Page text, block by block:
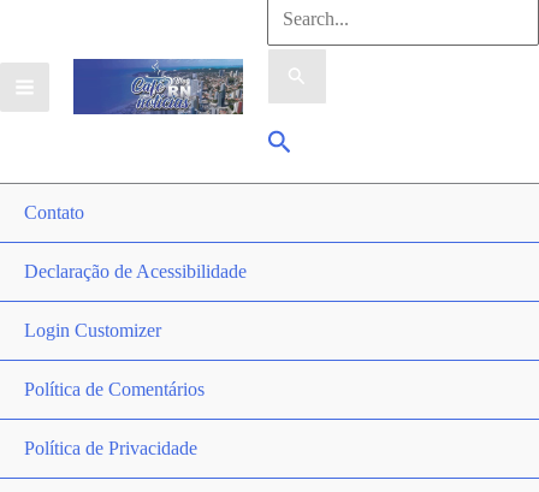
Pesquisar
por:
Pesquisar
Contato
Declaração de Acessibilidade
Login Customizer
Política de Comentários
Política de Privacidade